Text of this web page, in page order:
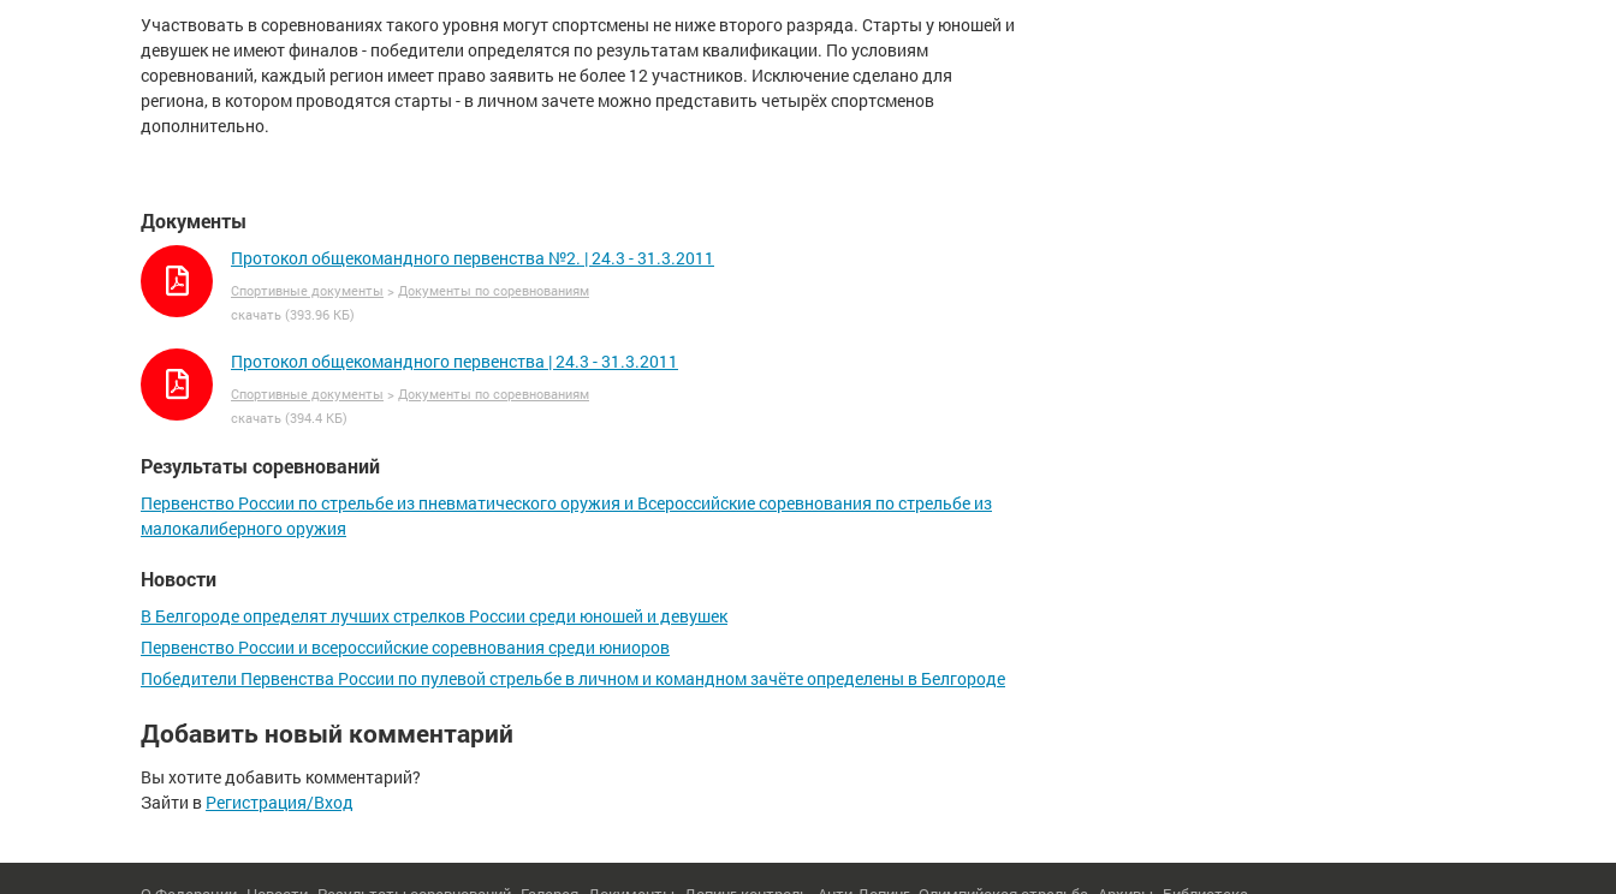
Участвовать в соревнованиях такого уровня могут спортсмены не ниже второго разряда. Старты у юношей и
девушек не имеют финалов - победители определятся по результатам квалификации. По условиям
соревнований, каждый регион имеет право заявить не более 12 участников. Исключение сделано для
региона, в котором проводятся старты - в личном зачете можно представить четырёх спортсменов
дополнительно.
Документы
Протокол общекомандного первенства №2. | 24.3 - 31.3.2011
Спортивные документы > Документы по соревнованиям
скачать (393.96 КБ)
Протокол общекомандного первенства | 24.3 - 31.3.2011
Спортивные документы > Документы по соревнованиям
скачать (394.4 КБ)
Результаты соревнований
Первенство России по стрельбе из пневматического оружия и Всероссийские соревнования по стрельбе из
малокалиберного оружия
Новости
В Белгороде определят лучших стрелков России среди юношей и девушек
Первенство России и всероссийские соревнования среди юниоров
Победители Первенства России по пулевой стрельбе в личном и командном зачёте определены в Белгороде
Добавить новый комментарий
Вы хотите добавить комментарий?
Зайти в Регистрация/Вход